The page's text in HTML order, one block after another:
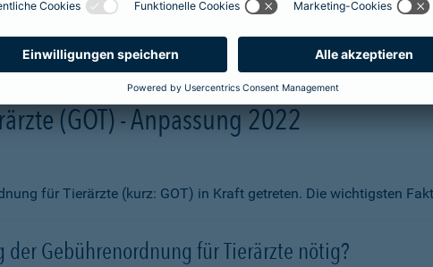
(GOT) - Anpassung 2022
für Tierärzte (kurz: GOT) in Kraft getreten. Die wichtigsten
Gebührenordnung für Tierärzte nötig?